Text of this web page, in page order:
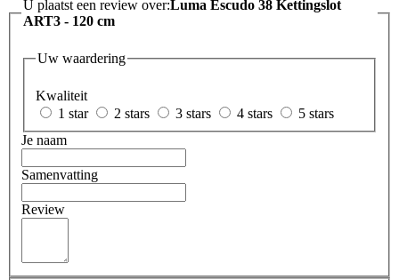
U plaatst een review over:Luma Escudo 38 Kettingslot
ART3 - 120 cm
Uw waardering
Kwaliteit
1 star
2 stars 3 stars 4 stars
5 stars
Je naam
Samenvatting
Review